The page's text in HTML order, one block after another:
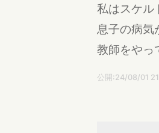
私はスケル
息子の病気
教師をやっ
公開:24/08/01